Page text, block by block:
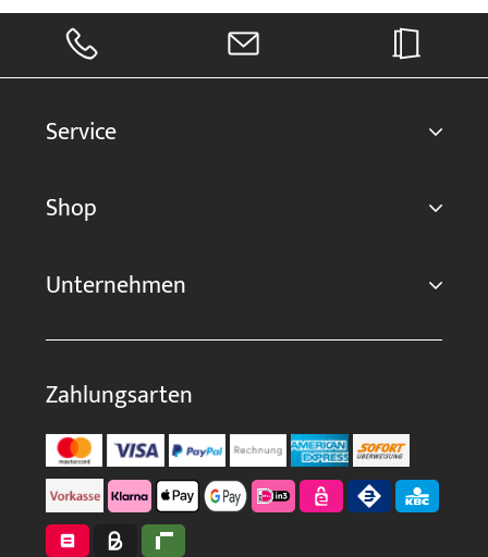
Service
Shop
Unternehmen
Zahlungsarten